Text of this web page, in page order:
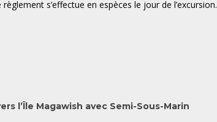
règlement s’effectue en espèces le jour de l’excursion.
l’Île Magawish avec Semi-Sous-Marin